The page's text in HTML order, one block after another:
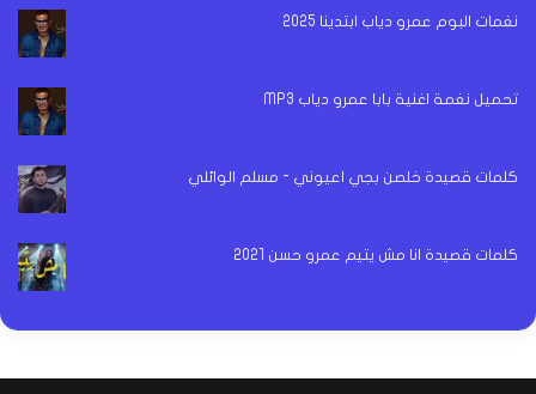
نغمات البوم عمرو دياب ابتدينا 2025
تحميل نغمة اغنية بابا عمرو دياب MP3
كلمات قصيدة خلصن بجي اعيوني - مسلم الوائلي
كلمات قصيدة انا مش يتيم عمرو حسن 2021